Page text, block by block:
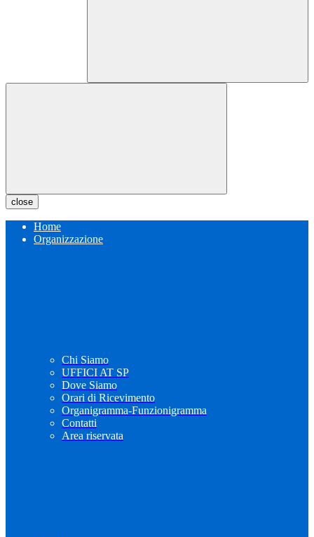
close
Home
Organizzazione
Chi Siamo
UFFICI AT SP
Dove Siamo
Orari di Ricevimento
Organigramma-Funzionigramma
Contatti
Area riservata